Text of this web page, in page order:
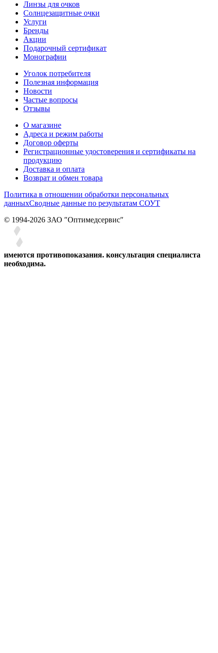
Линзы для очков
Солнцезащитные очки
Услуги
Бренды
Акции
Подарочный сертификат
Монографии
Уголок потребителя
Полезная информация
Новости
Частые вопросы
Отзывы
О магазине
Адреса и режим работы
Договор оферты
Регистрационные удостоверения и сертификаты на
продукцию
Доставка и оплата
Возврат и обмен товара
Политика в отношении обработки персональных
данныхСводные данные по результатам СОУТ
© 1994-2026 ЗАО ″Оптимедсервис″
имеются противопоказания. консультация специалиста
необходима.